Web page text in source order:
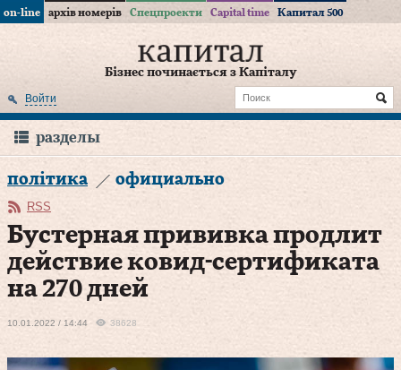
on-line архів номерів Спецпроекти Capital time Капитал 500
Бізнес починається з Капіталу
Войти
разделы
політика официально
RSS
Бустерная прививка продлит
действие ковид-сертификата
на 270 дней
10.01.2022 / 14:44 38628